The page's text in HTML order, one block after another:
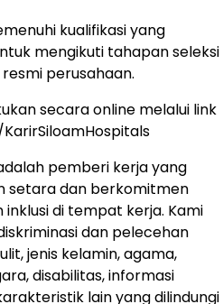
kualifikasi yang
mengikuti tahapan seleksi
perusahaan.
secara online melalui link
pemberi kerja yang
setara dan berkomitmen
di tempat kerja. Kami
dan pelecehan
jenis kelamin, agama,
disabilitas, informasi
lain yang dilindungi